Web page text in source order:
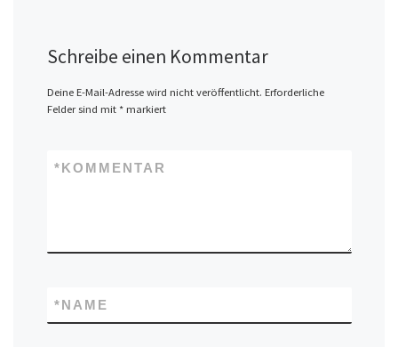
Schreibe einen Kommentar
Deine E-Mail-Adresse wird nicht veröffentlicht. Erforderliche
Felder sind mit *markiert
KOMMENTAR
*
NAME
*